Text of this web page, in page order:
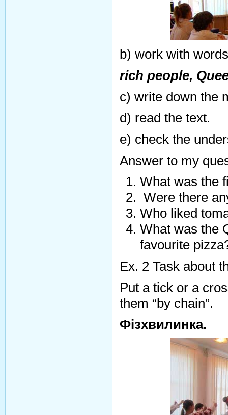
b) work with
rich people,
c) write down the
d) read the text.
e) check the
Answer to my
What was the
Were there
Who liked
What was the
favourite
Ex. 2 Task about
Put a tick or a
them “by chain”.
Фізхвилинка.